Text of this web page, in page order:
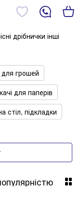
дрібнички інші
грошей
для паперів
стіл, підкладки
булавки